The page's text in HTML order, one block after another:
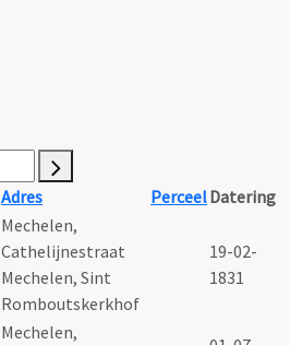
Adres PerceelDatering
Mechelen,
Cathelijnestraat
Mechelen, Sint
Romboutskerkhof
19-02-
1831
Mechelen,